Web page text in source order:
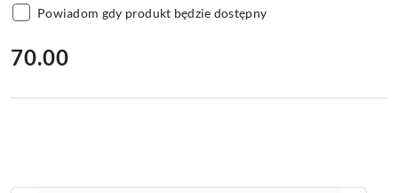
Powiadom gdy produkt będzie dostępny
cena:
70.00